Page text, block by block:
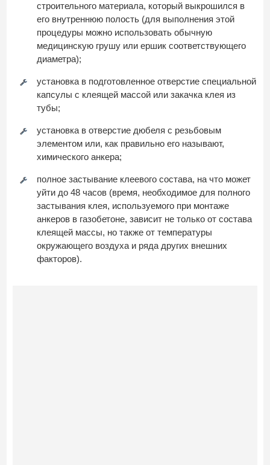
строительного материала, который выкрошился в
его внутреннюю полость (для выполнения этой
процедуры можно использовать обычную
медицинскую грушу или ершик соответствующего
диаметра);
установка в подготовленное отверстие специальной
капсулы с клеящей массой или закачка клея из
тубы;
установка в отверстие дюбеля с резьбовым
элементом или, как правильно его называют,
химического анкера;
полное застывание клеевого состава, на что может
уйти до 48 часов (время, необходимое для полного
застывания клея, используемого при монтаже
анкеров в газобетоне, зависит не только от состава
клеящей массы, но также от температуры
окружающего воздуха и ряда других внешних
факторов).